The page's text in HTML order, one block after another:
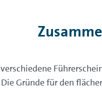
Gründe für den